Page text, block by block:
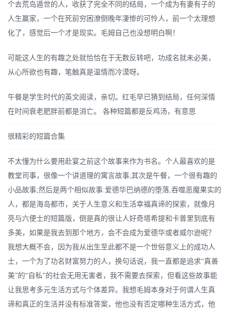
个去荒岛遁世的人，收获了完全不同的结局，一个成为有妻有子的
人生赢家，一个在死前穷困潦倒晚年凄惨的可怜人，前一个太理想
化了，感觉后一个才是现实。毛姆自己也没想明白啊！
可能这人生的有趣之处就恰恰在于无数反转吧，功成名就未必美，
从心所欲也有趣，笔触真是温情而冷漠呀。
午餐是学生时代的英文阅读，亲切。红毛早已猜到结局，任何深情
在时间衰老肥胖前都是消亡。 各种短篇都是反鸡汤，有意思
很精彩的短篇合集
不太懂为什么要用赴宴之前这个故事来作为书名。个人最喜欢的是
教堂司事，很像一个讲道理的寓言故事;其次是午餐，一个很有趣的
小品故事;然后是两个相似故事:爱德华巴纳德的堕落,吞噬恶魔果实的
人，都是海岛都市，关于人生意义和生活幸福真谛的探索，就像月
亮与六便士的短篇版，倒是真的很让人好奇塔希提和卡普里到底有
多美，如果是我去到那个地方，会不会成为爱德华或者威尔逊呢？
我想大概不会，因为我从出生至此都不是一个世俗意义上的成功人
士，一个为了功名财富努力的人，换句话说，我一直都是追求“真善
美”的“自私”的社会无用无害者，我不需要去探索，但看这些故事能
让我思考多元生活方式与个体差异。我想毛姆本身对于何谓人生真
谛和真正的生活并没有标准答案，他也没有否定哪种生活方式，他